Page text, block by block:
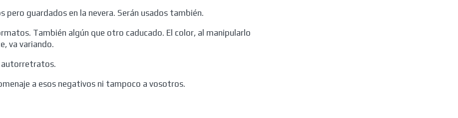
guardados en la nevera. Serán usados también.
También algún que otro caducado. El color, al manipularlo
va variando.
autorretratos.
a esos negativos ni tampoco a vosotros.